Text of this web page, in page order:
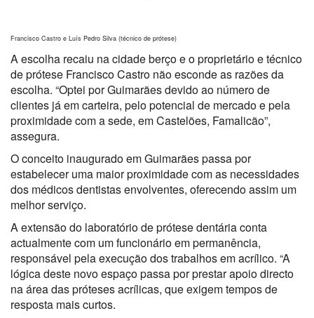
Francisco Castro e Luís Pedro Silva (técnico de prótese)
A escolha recaiu na cidade berço e o proprietário e técnico
de prótese Francisco Castro não esconde as razões da
escolha. “Optei por Guimarães devido ao número de
clientes já em carteira, pelo potencial de mercado e pela
proximidade com a sede, em Castelões, Famalicão”,
assegura.
O conceito inaugurado em Guimarães passa por
estabelecer uma maior proximidade com as necessidades
dos médicos dentistas envolventes, oferecendo assim um
melhor serviço.
A extensão do laboratório de prótese dentária conta
actualmente com um funcionário em permanência,
responsável pela execução dos trabalhos em acrílico. “A
lógica deste novo espaço passa por prestar apoio directo
na área das próteses acrílicas, que exigem tempos de
resposta mais curtos.